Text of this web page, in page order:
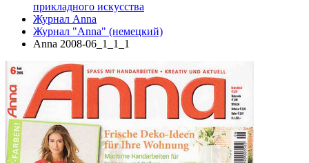
прикладного искусства
Журнал Anna
Журнал "Anna" (немецкий)
Anna 2008-06_1_1_1